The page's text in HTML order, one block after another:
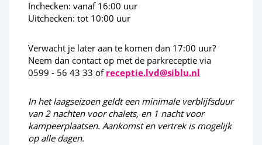
Kano
Activiteiten in de omgeving
Borger (stad)
Emmen (stad)
Zuidlaren (dorp)
Inchecken: vanaf 16:00 uur
Uitchecken: tot 10:00 uur
Verwacht je later aan te komen dan 17:00 uur?
Neem dan contact op met de parkreceptie via
0599 - 56 43 33 of receptie.lvd@siblu.nl
In het laagseizoen geldt een minimale verblijfsduur
van 2 nachten voor chalets, en 1 nacht voor
kampeerplaatsen. Aankomst en vertrek is mogelijk
op alle dagen.